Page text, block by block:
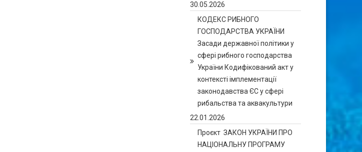
30.05.2026
КОДЕКС РИБНОГО
ГОСПОДАРСТВА УКРАЇНИ
Засади державної політики у
сфері рибного господарства
України Кодифікований акт у
контексті імплементації
законодавства ЄС у сфері
рибальства та аквакультури
22.01.2026
Проєкт ЗАКОН УКРАЇНИ ПРО
НАЦІОНАЛЬНУ ПРОГРАМУ